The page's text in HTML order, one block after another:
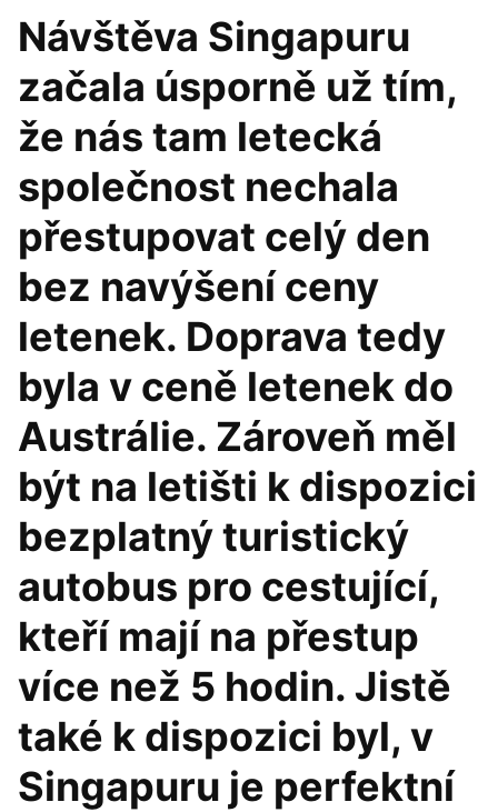
Návštěva Singapuru
začala úsporně už tím,
že nás tam letecká
společnost nechala
přestupovat celý den
bez navýšení ceny
letenek. Doprava tedy
byla v ceně letenek do
Austrálie. Zároveň měl
být na letišti k dispozici
bezplatný turistický
autobus pro cestující,
kteří mají na přestup
více než 5 hodin. Jistě
také k dispozici byl, v
Singapuru je perfektní